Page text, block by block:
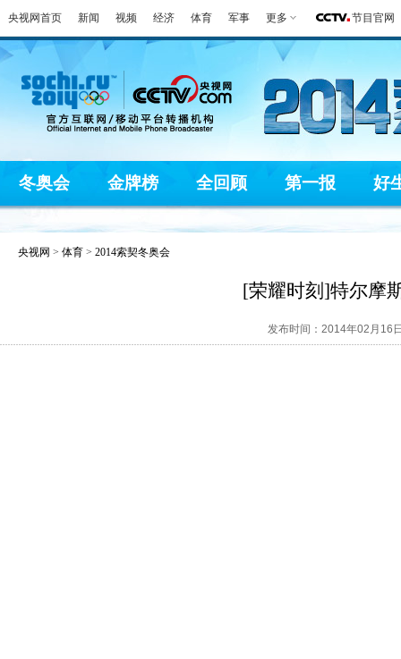
央视网首页 新闻 视频 经济 体育 军事 更多 节目官网
冬奥会 金牌榜 全回顾 第一报 好
央视网 > 体育 > 2014索契冬奥会
[荣耀时刻]特尔摩
发布时间：2014年02月16